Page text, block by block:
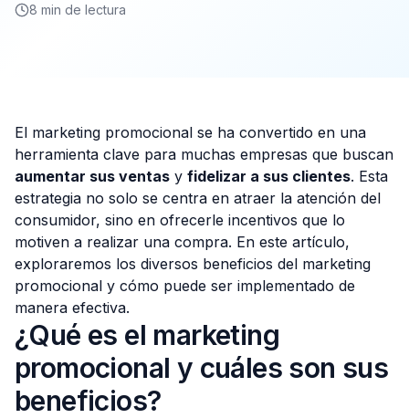
Consulta Gratis
8 min de lectura
El marketing promocional se ha convertido en una
herramienta clave para muchas empresas que buscan
aumentar sus ventas y fidelizar a sus clientes. Esta
estrategia no solo se centra en atraer la atención del
consumidor, sino en ofrecerle incentivos que lo
motiven a realizar una compra. En este artículo,
exploraremos los diversos beneficios del marketing
promocional y cómo puede ser implementado de
manera efectiva.
¿Qué es el marketing
promocional y cuáles son sus
beneficios?